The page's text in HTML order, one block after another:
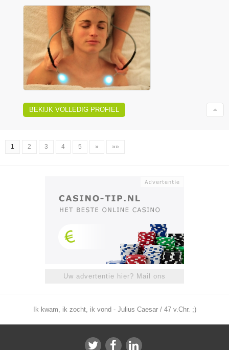
BEKIJK VOLLEDIG PROFIEL
1 2 3 4 5 » »»
Uw advertentie hier? Mail ons
Ik kwam, ik zocht, ik vond - Julius Caesar / 47 v.Chr. ;)